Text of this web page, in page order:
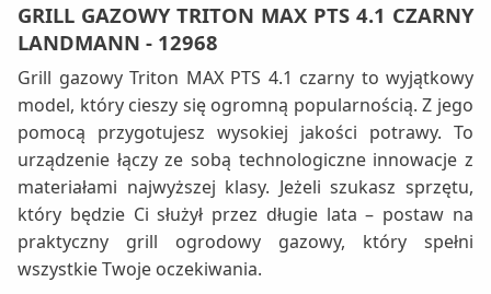
GRILL GAZOWY TRITON MAX PTS 4.1 CZARNY
LANDMANN - 12968
Grill gazowy Triton MAX PTS 4.1 czarny to wyjątkowy
model, który cieszy się ogromną popularnością. Z jego
pomocą przygotujesz wysokiej jakości potrawy. To
urządzenie łączy ze sobą technologiczne innowacje z
materiałami najwyższej klasy. Jeżeli szukasz sprzętu,
który będzie Ci służył przez długie lata – postaw na
praktyczny grill ogrodowy gazowy, który spełni
wszystkie Twoje oczekiwania.